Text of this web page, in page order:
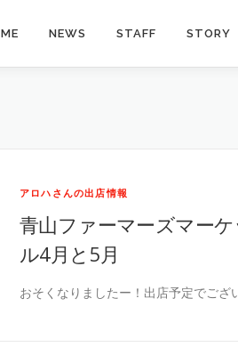
NEWS STAFF STORY
アロハさんの出店情報
青山ファーマーズマー
ル4月と5月
おそくなりましたー！出店予定でご